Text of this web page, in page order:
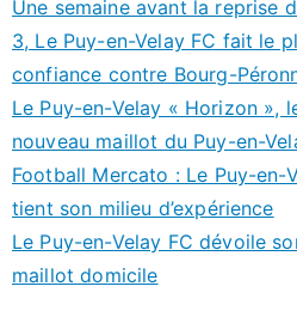
Une semaine avant la reprise
3, Le Puy-en-Velay FC fait le
confiance contre Bourg-
Le Puy-en-Velay « Horizon »,
nouveau maillot du Puy-en-
Football Mercato : Le Puy-en-
tient son milieu d’expérience
Le Puy-en-Velay FC dévoile
maillot domicile